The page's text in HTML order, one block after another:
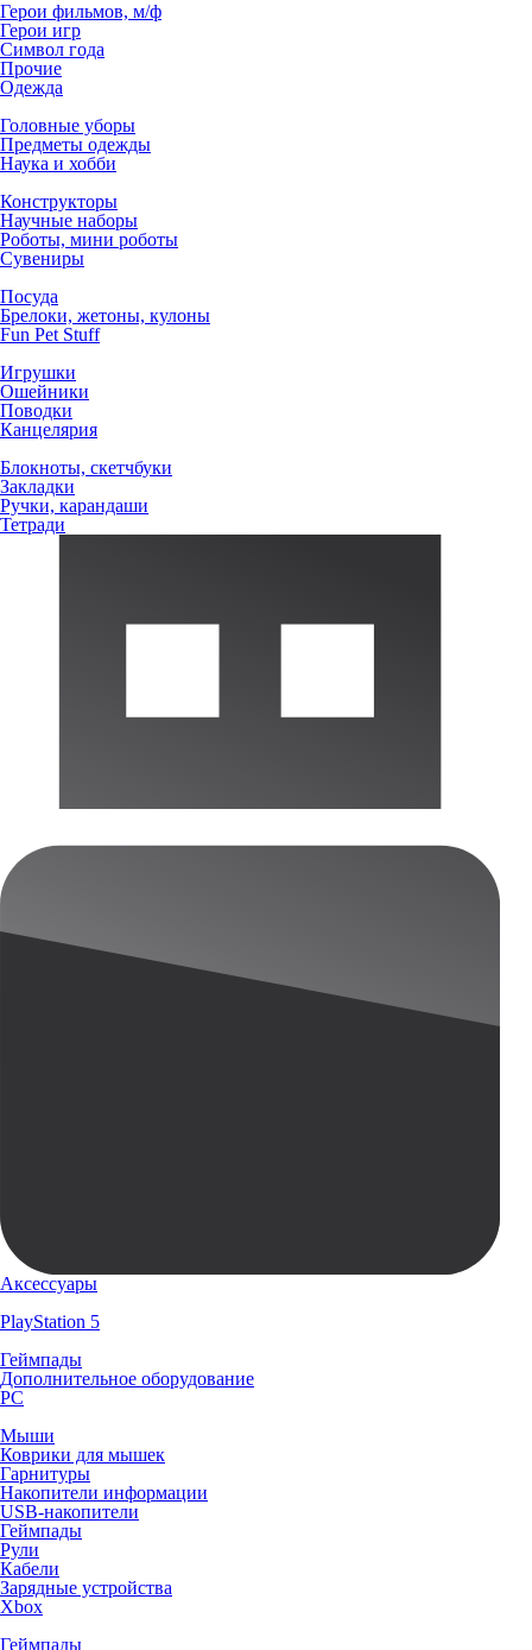
Герои фильмов, м/ф
Герои игр
Символ года
Прочие
Одежда
Головные уборы
Предметы одежды
Наука и хобби
Конструкторы
Научные наборы
Роботы, мини роботы
Сувениры
Посуда
Брелоки, жетоны, кулоны
Fun Pet Stuff
Игрушки
Ошейники
Поводки
Канцелярия
Блокноты, скетчбуки
Закладки
Ручки, карандаши
Тетради
Аксессуары
PlayStation 5
Геймпады
Дополнительное оборудование
PC
Мыши
Коврики для мышек
Гарнитуры
Накопители информации
USB-накопители
Геймпады
Рули
Кабели
Зарядные устройства
Xbox
Геймпады